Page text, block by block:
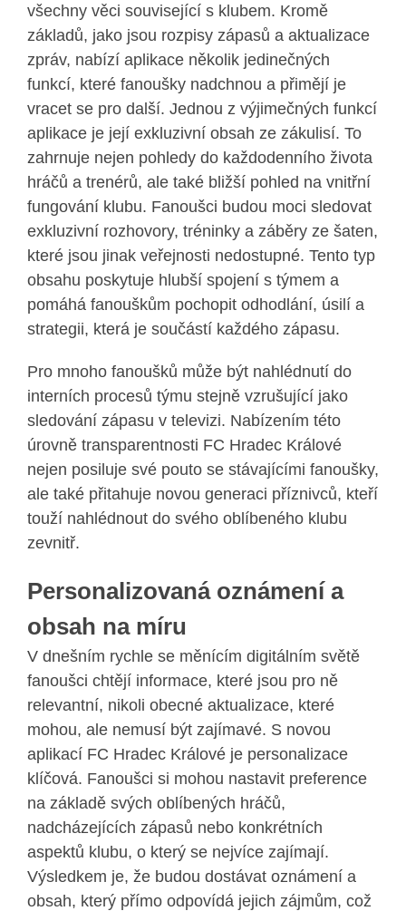
všechny věci související s klubem. Kromě
základů, jako jsou rozpisy zápasů a aktualizace
zpráv, nabízí aplikace několik jedinečných
funkcí, které fanoušky nadchnou a přimějí je
vracet se pro další. Jednou z výjimečných funkcí
aplikace je její exkluzivní obsah ze zákulisí. To
zahrnuje nejen pohledy do každodenního života
hráčů a trenérů, ale také bližší pohled na vnitřní
fungování klubu. Fanoušci budou moci sledovat
exkluzivní rozhovory, tréninky a záběry ze šaten,
které jsou jinak veřejnosti nedostupné. Tento typ
obsahu poskytuje hlubší spojení s týmem a
pomáhá fanouškům pochopit odhodlání, úsilí a
strategii, která je součástí každého zápasu.
Pro mnoho fanoušků může být nahlédnutí do
interních procesů týmu stejně vzrušující jako
sledování zápasu v televizi. Nabízením této
úrovně transparentnosti FC Hradec Králové
nejen posiluje své pouto se stávajícími fanoušky,
ale také přitahuje novou generaci příznivců, kteří
touží nahlédnout do svého oblíbeného klubu
zevnitř.
Personalizovaná oznámení a
obsah na míru
V dnešním rychle se měnícím digitálním světě
fanoušci chtějí informace, které jsou pro ně
relevantní, nikoli obecné aktualizace, které
mohou, ale nemusí být zajímavé. S novou
aplikací FC Hradec Králové je personalizace
klíčová. Fanoušci si mohou nastavit preference
na základě svých oblíbených hráčů,
nadcházejících zápasů nebo konkrétních
aspektů klubu, o který se nejvíce zajímají.
Výsledkem je, že budou dostávat oznámení a
obsah, který přímo odpovídá jejich zájmům, což